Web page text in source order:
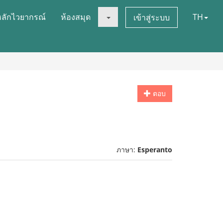
กไวยากรณ์ ห้องสมุด เข้าสู่ระบบ TH
ตอบ
ภาษา: Esperanto